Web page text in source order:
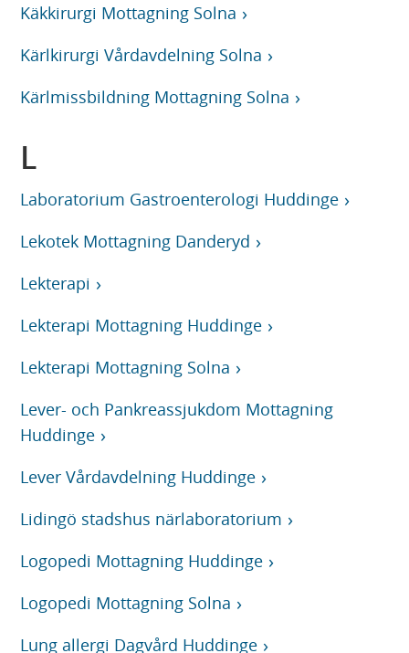
Käkkirurgi Mottagning Solna
Kärlkirurgi Vårdavdelning Solna
Kärlmissbildning Mottagning Solna
L
Laboratorium Gastroenterologi Huddinge
Lekotek Mottagning Danderyd
Lekterapi
Lekterapi Mottagning Huddinge
Lekterapi Mottagning Solna
Lever- och Pankreassjukdom Mottagning
Huddinge
Lever Vårdavdelning Huddinge
Lidingö stadshus närlaboratorium
Logopedi Mottagning Huddinge
Logopedi Mottagning Solna
Lung allergi Dagvård Huddinge